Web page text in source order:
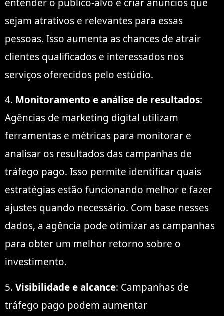
sejam atrativos e relevantes para essas
pessoas. Isso aumenta as chances de atrair
clientes qualificados e interessados nos
serviços oferecidos pelo estúdio.
4. Monitoramento e análise de resultados:
Agências de marketing digital utilizam
ferramentas e métricas para monitorar e
analisar os resultados das campanhas de
tráfego pago. Isso permite identificar quais
estratégias estão funcionando melhor e fazer
ajustes quando necessário. Com base nesses
dados, a agência pode otimizar as campanhas
para obter um melhor retorno sobre o
investimento.
5. Visibilidade e alcance: Campanhas de
tráfego pago podem aumentar